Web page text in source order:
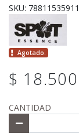
SKU:
Agotado.
$ 18.500
CANTIDAD